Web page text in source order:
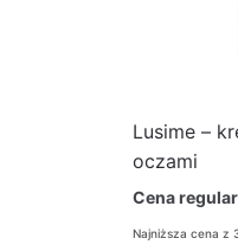
Lusime –
oczami
Cena
Najniższa cena z